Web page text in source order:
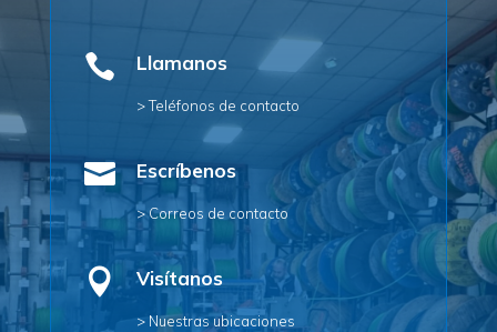
 Llamanos
> Teléfonos de contacto
 Escríbenos
> Correos de contacto
 Visítanos
> Nuestras ubicaciones